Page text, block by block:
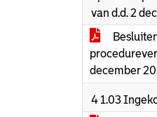
van d.d. 2
december
4 1.03